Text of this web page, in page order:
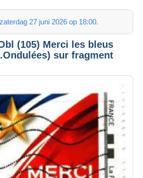
27 juni 2026 op 18:00.
(105) Merci les bleus
sur fragment